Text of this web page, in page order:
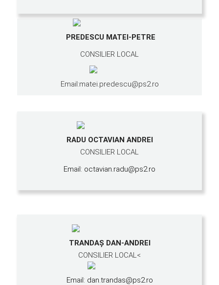
PREDESCU MATEI-PETRE
CONSILIER LOCAL
Email:matei.predescu@ps2.ro
RADU OCTAVIAN ANDREI
CONSILIER LOCAL
Email: octavian.radu@ps2.ro
TRANDAŞ DAN-ANDREI
CONSILIER LOCAL<
Email: dan.trandas@ps2.ro